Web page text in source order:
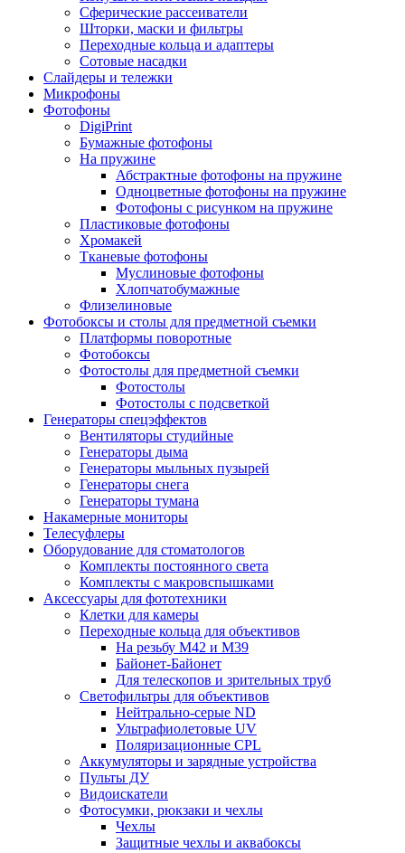
Сферические рассеиватели
Шторки, маски и фильтры
Переходные кольца и адаптеры
Сотовые насадки
Слайдеры и тележки
Микрофоны
Фотофоны
DigiPrint
Бумажные фотофоны
На пружине
Абстрактные фотофоны на пружине
Одноцветные фотофоны на пружине
Фотофоны с рисунком на пружине
Пластиковые фотофоны
Хромакей
Тканевые фотофоны
Муслиновые фотофоны
Хлопчатобумажные
Флизелиновые
Фотобоксы и столы для предметной съемки
Платформы поворотные
Фотобоксы
Фотостолы для предметной съемки
Фотостолы
Фотостолы с подсветкой
Генераторы спецэффектов
Вентиляторы студийные
Генераторы дыма
Генераторы мыльных пузырей
Генераторы снега
Генераторы тумана
Накамерные мониторы
Телесуфлеры
Оборудование для стоматологов
Комплекты постоянного света
Комплекты с макровспышками
Аксессуары для фототехники
Клетки для камеры
Переходные кольца для объективов
На резьбу М42 и М39
Байонет-Байонет
Для телескопов и зрительных труб
Светофильтры для объективов
Нейтрально-серые ND
Ультрафиолетовые UV
Поляризационные CPL
Аккумуляторы и зарядные устройства
Пульты ДУ
Видоискатели
Фотосумки, рюкзаки и чехлы
Чехлы
Защитные чехлы и аквабоксы